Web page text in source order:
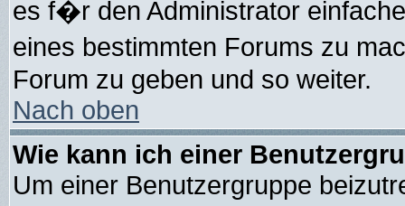
es f�r den Administrator
eines bestimmten Forums zu
Forum zu geben und so weiter.
Nach oben
Wie kann ich einer
Um einer Benutzergruppe